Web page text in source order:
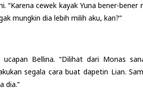
“Karena cewek kayak Yuna bener-bener
mungkin dia lebih milih aku, kan?”
ucapan Bellina. “Dilihat dari Monas
segala cara buat dapetin Lian.
dia.”